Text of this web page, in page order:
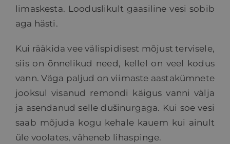
limaskesta. Looduslikult gaasiline vesi sobib
aga hästi.
Kui rääkida vee välispidisest mõjust tervisele,
siis on õnnelikud need, kellel on veel kodus
vann. Väga paljud on viimaste aastakümnete
jooksul visanud remondi käigus vanni välja
ja asendanud selle dušinurgaga. Kui soe vesi
saab mõjuda kogu kehale kauem kui ainult
üle voolates, väheneb lihaspinge.